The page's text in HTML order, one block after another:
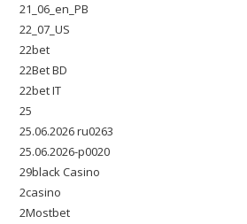
21_06_en_PB
22_07_US
22bet
22Bet BD
22bet IT
25
25.06.2026 ru0263
25.06.2026-p0020
29black Casino
2casino
2Mostbet